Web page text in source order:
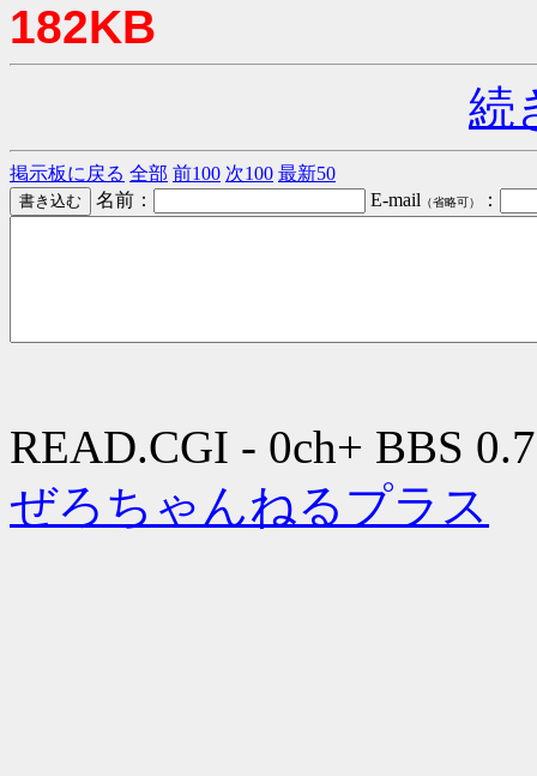
182KB
続
掲示板に戻る 全部 前100 次100 最新50
名前：
E-mail （省略可） ：
READ.CGI - 0ch+ BBS
ぜろちゃんねるプラス